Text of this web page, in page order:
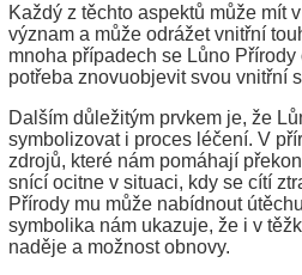
Každý z těchto aspektů může mít
význam a může odrážet vnitřní
mnoha případech se Lůno
potřeba znovuobjevit svou vnitřní
Dalším důležitým prvkem je, že
symbolizovat i proces léčení. V
zdrojů, které nám pomáhají
snící ocitne v situaci, kdy se cítí
Přírody mu může nabídnout
symbolika nám ukazuje, že i v
naděje a možnost obnovy.